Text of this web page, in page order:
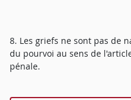
8. Les griefs ne sont pas de
du pourvoi au sens de
pénale.